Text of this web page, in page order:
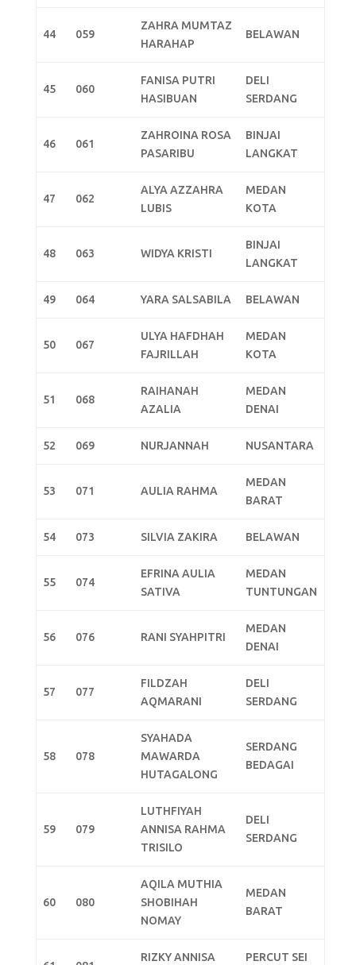
44 059
ZAHRA MUMTAZ
HARAHAP
BELAWAN
45 060
FANISA PUTRI
HASIBUAN
DELI
SERDANG
46 061
ZAHROINA ROSA
PASARIBU
BINJAI
LANGKAT
47 062
ALYA AZZAHRA
LUBIS
MEDAN
KOTA
48 063 WIDYA KRISTI
BINJAI
LANGKAT
49 064 YARA SALSABILA BELAWAN
50 067
ULYA HAFDHAH
FAJRILLAH
MEDAN
KOTA
51 068
RAIHANAH
AZALIA
MEDAN
DENAI
52 069 NURJANNAH NUSANTARA
53 071 AULIA RAHMA
MEDAN
BARAT
54 073 SILVIA ZAKIRA BELAWAN
55 074
EFRINA AULIA
SATIVA
MEDAN
TUNTUNGAN
56 076 RANI SYAHPITRI
MEDAN
DENAI
57 077
FILDZAH
AQMARANI
DELI
SERDANG
58 078
SYAHADA
MAWARDA
HUTAGALONG
SERDANG
BEDAGAI
59 079
LUTHFIYAH
ANNISA RAHMA
TRISILO
DELI
SERDANG
60 080
AQILA MUTHIA
SHOBIHAH
NOMAY
MEDAN
BARAT
RIZKY ANNISA
PERCUT SEI